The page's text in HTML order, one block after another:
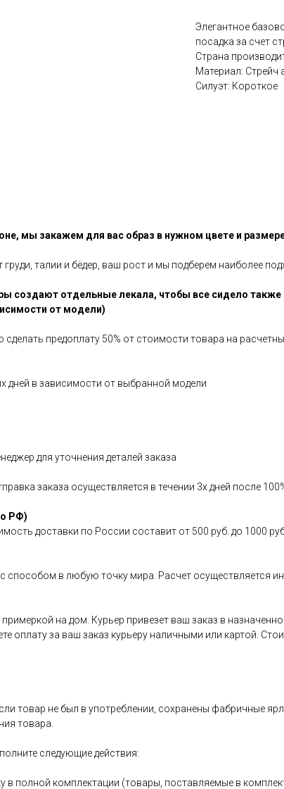
Элегантное
посадка за счет
Страна
Материал: Стрейч
Силуэт: Короткое
мы закажем для вас образ в нужном цвете и
талии и бёдер, ваш рост и мы подберем наиболее
создают отдельные лекала, чтобы все сидело
от модели)
предоплату 50% от стоимости товара на
дней в зависимости от выбранной модели
для уточнения деталей заказа
заказа осуществляется в течении 3х дней после
РФ)
доставки по России составит от 500 руб. до 1000
в любую точку мира. Расчет осуществляется
примеркой на дом. Курьер привезет ваш заказ в
оплату за ваш заказ курьеру наличными или картой.
товар не был в употреблении, сохранены фабричные
товара.
следующие действия:
в полной комплектации (товары, поставляемые в